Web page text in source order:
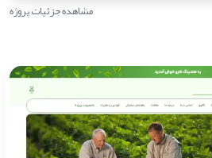
مشاهده جزئیات پروژه